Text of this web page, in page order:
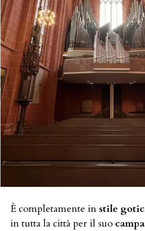
È completamente in stile
in tutta la città per il suo